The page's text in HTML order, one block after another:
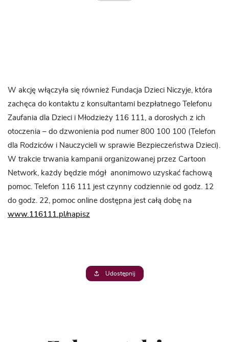
W akcję włączyła się również Fundacja Dzieci Niczyje, która
zachęca do kontaktu z konsultantami bezpłatnego Telefonu
Zaufania dla Dzieci i Młodzieży 116 111, a dorosłych z ich
otoczenia – do dzwonienia pod numer 800 100 100 (Telefon
dla Rodziców i Nauczycieli w sprawie Bezpieczeństwa Dzieci).
W trakcie trwania kampanii organizowanej przez Cartoon
Network, każdy będzie mógł anonimowo uzyskać fachową
pomoc. Telefon 116 111 jest czynny codziennie od godz. 12
do godz. 22, pomoc online dostępna jest całą dobę na
www.116111.pl/napisz
Udostępnij